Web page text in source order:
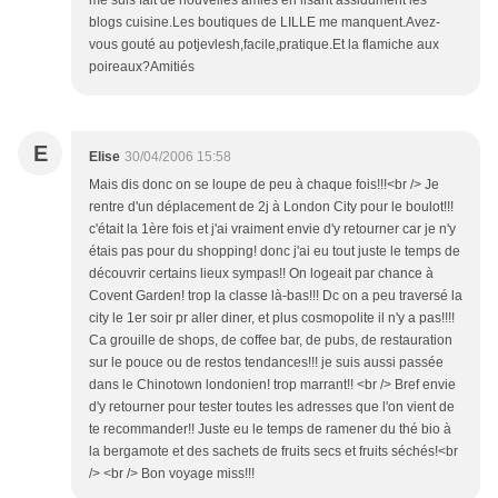
blogs cuisine.Les boutiques de LILLE me manquent.Avez-
vous gouté au potjevlesh,facile,pratique.Et la flamiche aux
poireaux?Amitiés
E Elise 30/04/2006 15:58
Mais dis donc on se loupe de peu à chaque fois!!!<br /> Je
rentre d'un déplacement de 2j à London City pour le boulot!!!
c'était la 1ère fois et j'ai vraiment envie d'y retourner car je n'y
étais pas pour du shopping! donc j'ai eu tout juste le temps de
découvrir certains lieux sympas!! On logeait par chance à
Covent Garden! trop la classe là-bas!!! Dc on a peu traversé la
city le 1er soir pr aller diner, et plus cosmopolite il n'y a pas!!!!
Ca grouille de shops, de coffee bar, de pubs, de restauration
sur le pouce ou de restos tendances!!! je suis aussi passée
dans le Chinotown londonien! trop marrant!! <br /> Bref envie
d'y retourner pour tester toutes les adresses que l'on vient de
te recommander!! Juste eu le temps de ramener du thé bio à
la bergamote et des sachets de fruits secs et fruits séchés!<br
/> <br /> Bon voyage miss!!!